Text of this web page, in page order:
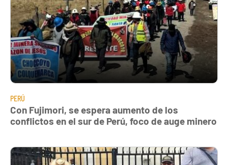
PERÚ
Con Fujimori, se espera aumento de los
conflictos en el sur de Perú, foco de auge minero